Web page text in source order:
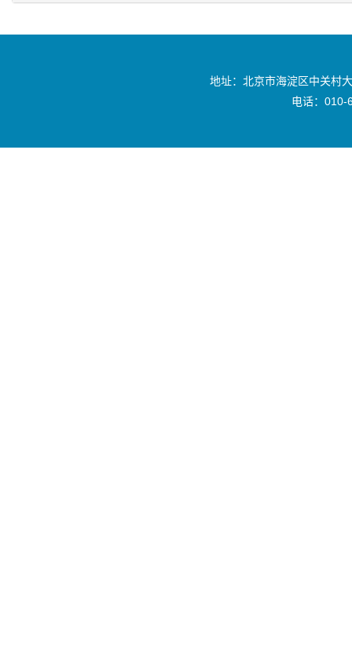
地址：北京市海淀区中关村
电话：